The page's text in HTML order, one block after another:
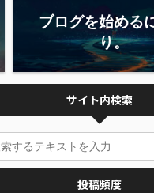
ブログを始める
り。
サイト内検索
投稿頻度